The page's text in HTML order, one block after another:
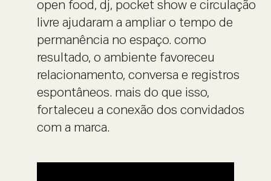
open food, dj, pocket show e circulação
livre ajudaram a ampliar o tempo de
permanência no espaço. como
resultado, o ambiente favoreceu
relacionamento, conversa e registros
espontâneos. mais do que isso,
fortaleceu a conexão dos convidados
com a marca.